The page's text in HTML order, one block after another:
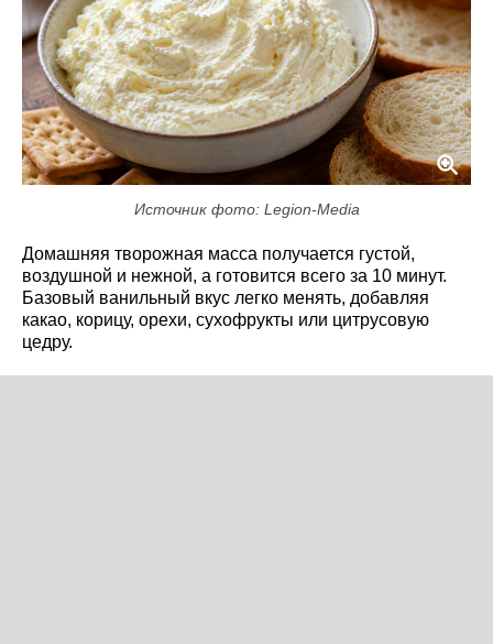
Источник фото: Legion-Media
Домашняя творожная масса получается густой,
воздушной и нежной, а готовится всего за 10 минут.
Базовый ванильный вкус легко менять, добавляя
какао, корицу, орехи, сухофрукты или цитрусовую
цедру.